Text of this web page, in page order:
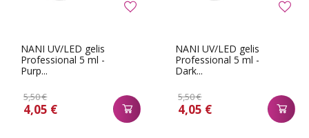
NANI UV/LED gelis
Professional 5 ml -
Purp...
5,50 €
4,05 €
NANI UV/LED gelis
Professional 5 ml -
Dark...
5,50 €
4,05 €